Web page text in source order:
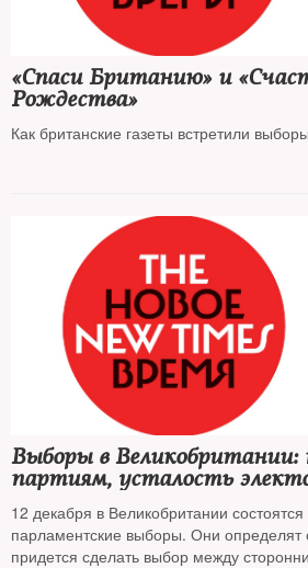
«Спаси Британию» и
Рождества»
Как британские газеты встретили
Выборы в Великобритании:
партиям, усталость
«российский след»
12 декабря в Великобритании
парламентские выборы. Они
придется сделать выбор между